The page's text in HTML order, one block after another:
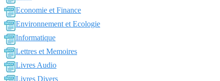
Economie et Finance
Environnement et Ecologie
Informatique
Lettres et Memoires
Livres Audio
Livres Divers